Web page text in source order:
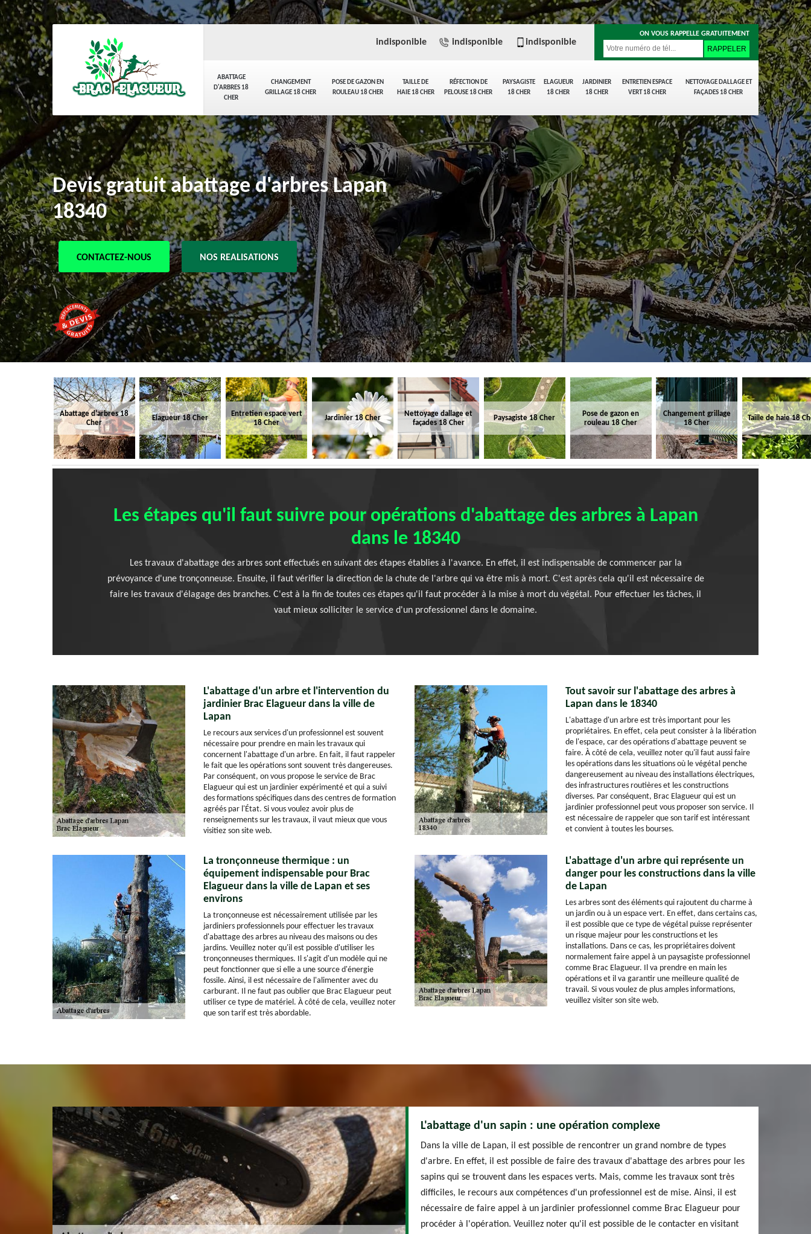
ABATTAGE
D'ARBRES 18
CHER
CHANGEMENT
GRILLAGE 18 CHER
POSE DE GAZON EN
ROULEAU 18 CHER
TAILLE DE
HAIE 18 CHER
RÉFECTION DE
PELOUSE 18 CHER
PAYSAGISTE
18 CHER
ELAGUEUR
18 CHER
JARDINIER
18 CHER
ENTRETIEN ESPACE
VERT 18 CHER
NETTOYAGE DALLAGE ET
FAÇADES 18 CHER
indisponible indisponible indisponible
ON VOUS RAPPELLE GRATUITEMENT
Devis gratuit abattage d'arbres Lapan
18340
CONTACTEZ-NOUS NOS REALISATIONS
Abattage d'arbres 18
Cher
Elagueur 18 Cher
Entretien espace vert
18 Cher
Jardinier 18 Cher
Nettoyage dallage et
façades 18 Cher
Paysagiste 18 Cher
Pose de gazon en
rouleau 18 Cher
Changement grillage
18 Cher
Taille de haie 18
Les étapes qu'il faut suivre pour opérations d'abattage des arbres à Lapan
dans le 18340
Les travaux d'abattage des arbres sont effectués en suivant des étapes établies à l'avance. En effet, il est indispensable de commencer par la
prévoyance d'une tronçonneuse. Ensuite, il faut vérifier la direction de la chute de l'arbre qui va être mis à mort. C'est après cela qu'il est nécessaire de
faire les travaux d'élagage des branches. C'est à la fin de toutes ces étapes qu'il faut procéder à la mise à mort du végétal. Pour effectuer les tâches, il
vaut mieux solliciter le service d'un professionnel dans le domaine.
L'abattage d'un arbre et l'intervention du
jardinier Brac Elagueur dans la ville de
Lapan
Le recours aux services d'un professionnel est souvent
nécessaire pour prendre en main les travaux qui
concernent l'abattage d'un arbre. En fait, il faut rappeler
le fait que les opérations sont souvent très dangereuses.
Par conséquent, on vous propose le service de Brac
Elagueur qui est un jardinier expérimenté et qui a suivi
des formations spécifiques dans des centres de formation
agréés par l'État. Si vous voulez avoir plus de
renseignements sur les travaux, il vaut mieux que vous
visitiez son site web.
Tout savoir sur l'abattage des arbres à
Lapan dans le 18340
L'abattage d'un arbre est très important pour les
propriétaires. En effet, cela peut consister à la libération
de l'espace, car des opérations d'abattage peuvent se
faire. À côté de cela, veuillez noter qu'il faut aussi faire
les opérations dans les situations où le végétal penche
dangereusement au niveau des installations électriques,
des infrastructures routières et les constructions
diverses. Par conséquent, Brac Elagueur qui est un
jardinier professionnel peut vous proposer son service. Il
est nécessaire de rappeler que son tarif est intéressant
et convient à toutes les bourses.
La tronçonneuse thermique : un
équipement indispensable pour Brac
Elagueur dans la ville de Lapan et ses
environs
La tronçonneuse est nécessairement utilisée par les
jardiniers professionnels pour effectuer les travaux
d'abattage des arbres au niveau des maisons ou des
jardins. Veuillez noter qu'il est possible d'utiliser les
tronçonneuses thermiques. Il s'agit d'un modèle qui ne
peut fonctionner que si elle a une source d'énergie
fossile. Ainsi, il est nécessaire de l'alimenter avec du
carburant. Il ne faut pas oublier que Brac Elagueur peut
utiliser ce type de matériel. À côté de cela, veuillez noter
que son tarif est très abordable.
L'abattage d'un arbre qui représente un
danger pour les constructions dans la ville
de Lapan
Les arbres sont des éléments qui rajoutent du charme à
un jardin ou à un espace vert. En effet, dans certains cas,
il est possible que ce type de végétal puisse représenter
un risque majeur pour les constructions et les
installations. Dans ce cas, les propriétaires doivent
normalement faire appel à un paysagiste professionnel
comme Brac Elagueur. Il va prendre en main les
opérations et il va garantir une meilleure qualité de
travail. Si vous voulez de plus amples informations,
veuillez visiter son site web.
L'abattage d'un sapin : une opération complexe
Dans la ville de Lapan, il est possible de rencontrer un grand nombre de types
d'arbre. En effet, il est possible de faire des travaux d'abattage des arbres pour les
sapins qui se trouvent dans les espaces verts. Mais, comme les travaux sont très
difficiles, le recours aux compétences d'un professionnel est de mise. Ainsi, il est
nécessaire de faire appel à un jardinier professionnel comme Brac Elagueur pour
procéder à l'opération. Veuillez noter qu'il est possible de le contacter en visitant